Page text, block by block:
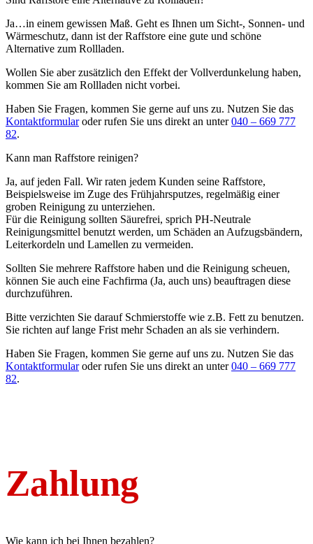
Ja…in einem gewissen Maß. Geht es Ihnen um Sicht-, Sonnen- und
Wärmeschutz, dann ist der Raffstore eine gute und schöne
Alternative zum Rollladen.
Wollen Sie aber zusätzlich den Effekt der Vollverdunkelung haben,
kommen Sie am Rollladen nicht vorbei.
Haben Sie Fragen, kommen Sie gerne auf uns zu. Nutzen Sie das
Kontaktformularoder rufen Sie uns direkt an unter040 – 669 777
82.
Kann man Raffstore reinigen?
Ja, auf jeden Fall. Wir raten jedem Kunden seine Raffstore,
Beispielsweise im Zuge des Frühjahrsputzes, regelmäßig einer
groben Reinigung zu unterziehen.
Für die Reinigung sollten Säurefrei, sprich PH-Neutrale
Reinigungsmittel benutzt werden, um Schäden an Aufzugsbändern,
Leiterkordeln und Lamellen zu vermeiden.
Sollten Sie mehrere Raffstore haben und die Reinigung scheuen,
können Sie auch eine Fachfirma (Ja, auch uns) beauftragen diese
durchzuführen.
Bitte verzichten Sie darauf Schmierstoffe wie z.B. Fett zu benutzen.
Sie richten auf lange Frist mehr Schaden an als sie verhindern.
Haben Sie Fragen, kommen Sie gerne auf uns zu. Nutzen Sie das
Kontaktformularoder rufen Sie uns direkt an unter040 – 669 777
82.
Zahlung
Wie kann ich bei Ihnen bezahlen?